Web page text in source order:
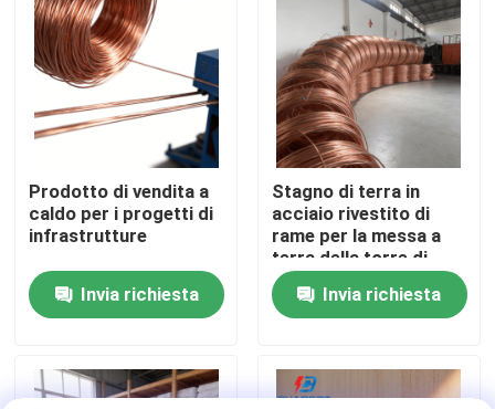
Fatory Tour
Controllo di qualità
Contattaci
Richiedere un preventivo
Prodotto di vendita a
caldo per i progetti di
infrastrutture
Invia richiesta
Stagno di terra in
acciaio rivestito di
rame per la messa a
terra della torre di
telecomunicazioni
Invia richiesta